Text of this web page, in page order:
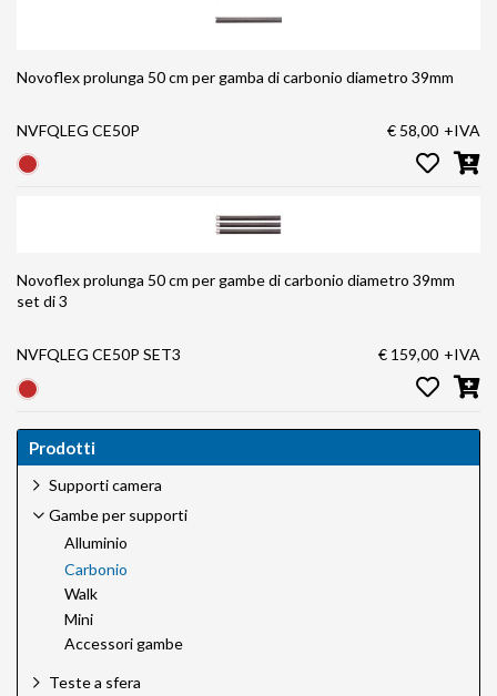
Novoflex prolunga 50 cm per gamba di carbonio diametro 39mm
NVFQLEG CE50P € 58,00 +IVA
Novoflex prolunga 50 cm per gambe di carbonio diametro 39mm
set di 3
NVFQLEG CE50P SET3 € 159,00 +IVA
Prodotti
Supporti camera
Gambe per supporti
Alluminio
Carbonio
Walk
Mini
Accessori gambe
Teste a sfera